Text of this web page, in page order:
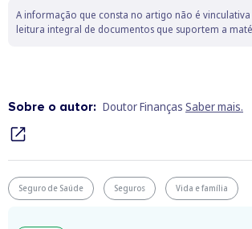
A informação que consta no artigo não é
leitura integral de documentos que suportem a
Sobre o autor: Doutor Finanças Saber mais.
Seguro de Saúde Seguros Vida e família